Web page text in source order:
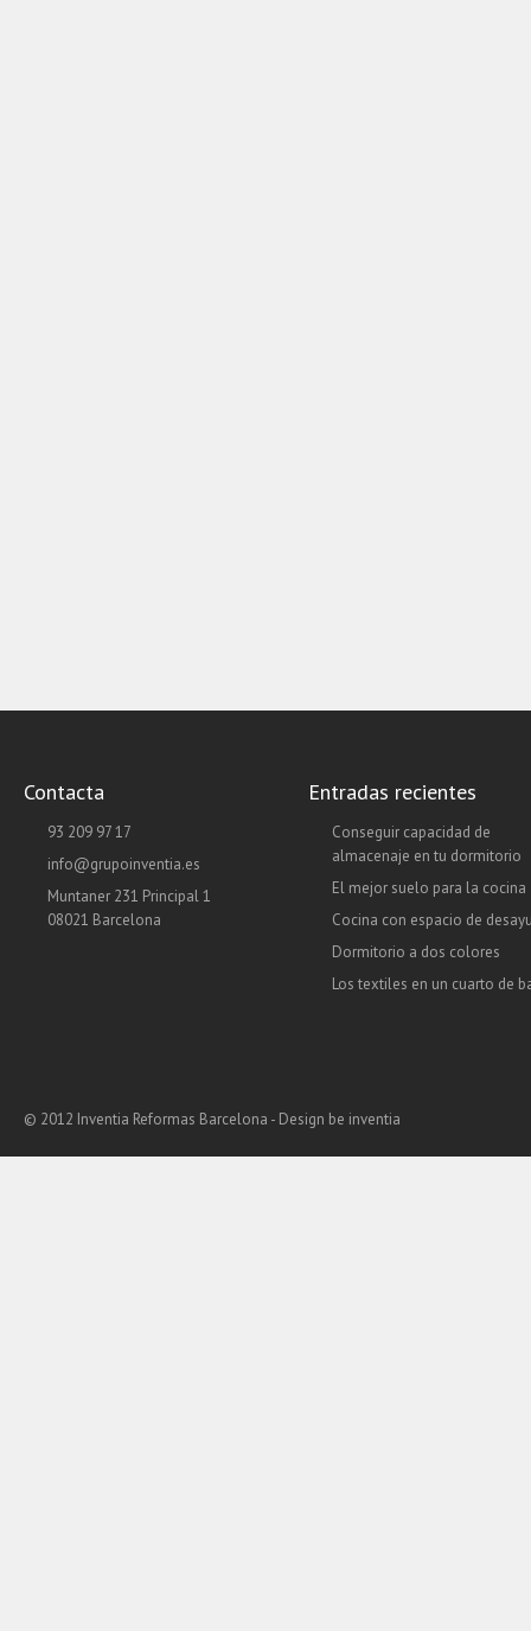
Contacta
93 209 97 17
info@grupoinventia.es
Muntaner 231 Principal 1
08021 Barcelona
Entradas recientes
Conseguir capacidad de
almacenaje en tu dormitorio
El mejor suelo para la cocina
Cocina con espacio de
Dormitorio a dos colores
Los textiles en un cuarto de
© 2012 Inventia Reformas Barcelona - Design be inventia